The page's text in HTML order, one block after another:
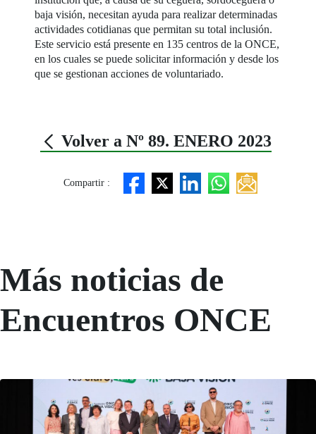
baja visión, necesitan ayuda para realizar determinadas
actividades cotidianas que permitan su total inclusión.
Este servicio está presente en 135 centros de la ONCE,
en los cuales se puede solicitar información y desde los
que se gestionan acciones de voluntariado.
Volver a Nº 89. ENERO 2023
Compartir :
Más noticias de
Encuentros ONCE